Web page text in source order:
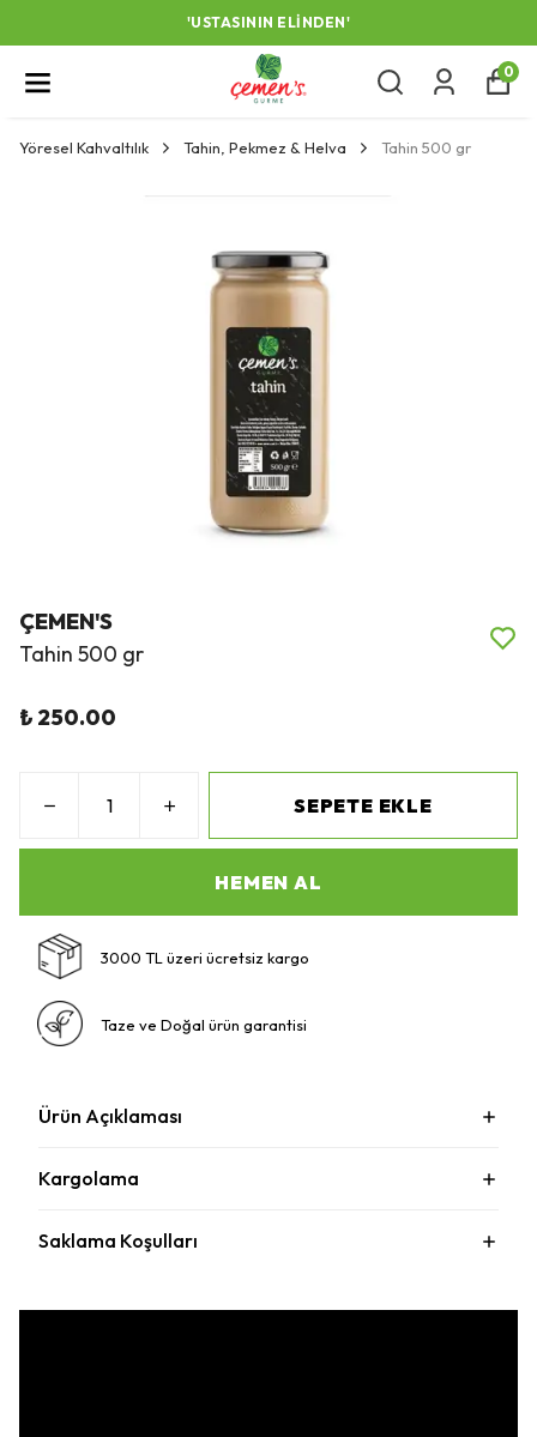
'USTASININ ELINDEN'
0
Yöresel Kahvaltılık Tahin, Pekmez & Helva Tahin 500 gr
ÇEMEN'S
Tahin 500 gr
₺ 250.00
SEPETE EKLE
HEMEN AL
3000 TL üzeri ücretsiz kargo
Taze ve Doğal ürün garantisi
Ürün Açıklaması
Kargolama
Saklama Koşulları